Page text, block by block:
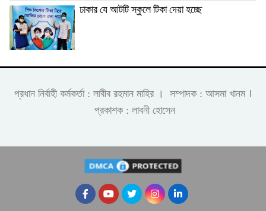
ঢাকার যে আটটি স্কুলে টিকা দেয়া হচ্ছে
প্রধান নির্বাহী কর্মকর্তা : লাবীব রহমান মাহির । সম্পাদক : আসমা খানম ।
প্রকাশক : লাবনী হোসেন